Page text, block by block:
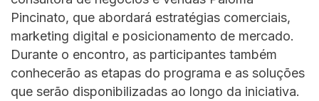
Pincinato, que abordará estratégias comerciais,
marketing digital e posicionamento de mercado.
Durante o encontro, as participantes também
conhecerão as etapas do programa e as soluções
que serão disponibilizadas ao longo da iniciativa.